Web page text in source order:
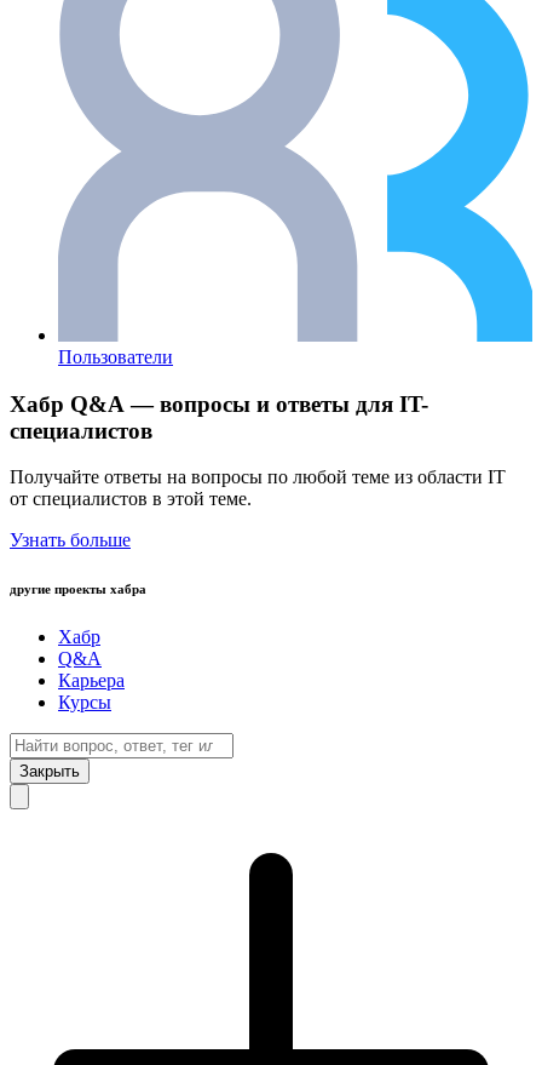
Пользователи
Хабр Q&A — вопросы и ответы для IT-
специалистов
Получайте ответы на вопросы по любой теме из области IT
от специалистов в этой теме.
Узнать больше
другие проекты хабра
Хабр
Q&A
Карьера
Курсы
Закрыть